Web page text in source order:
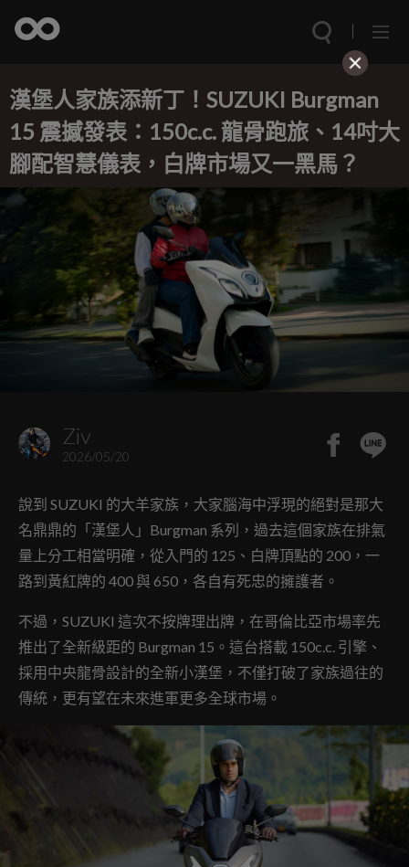
漢堡人家族添新丁！SUZUKI Burgman
15 震撼發表：150c.c. 龍骨跑旅、14吋大
腳配智慧儀表，白牌市場又一黑馬？
Ziv
2026/05/20
說到 SUZUKI 的大羊家族，大家腦海中浮現的絕對是那大
名鼎鼎的「漢堡人」Burgman 系列，過去這個家族在排氣
量上分工相當明確，從入門的 125、白牌頂點的 200，一
路到黃紅牌的 400 與 650，各自有死忠的擁護者。
不過，SUZUKI 這次不按牌理出牌，在哥倫比亞市場率先
推出了全新級距的 Burgman 15。這台搭載 150c.c. 引擎、
採用中央龍骨設計的全新小漢堡，不僅打破了家族過往的
傳統，更有望在未來進軍更多全球市場。